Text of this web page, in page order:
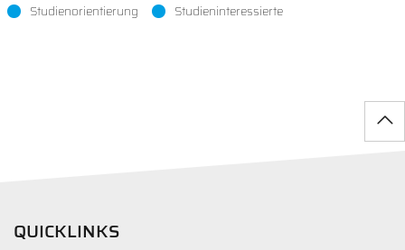
Studienorientierung Studieninteressierte
QUICKLINKS